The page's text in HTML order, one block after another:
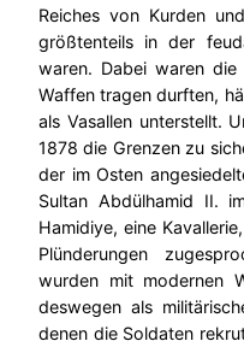
Reiches von Kurden
größtenteils in der
waren. Dabei waren die
Waffen tragen durften,
als Vasallen unterstellt.
1878 die Grenzen zu
der im Osten
Sultan Abdülhamid II.
Hamidiye, eine
Plünderungen
wurden mit modernen
deswegen als
denen die Soldaten